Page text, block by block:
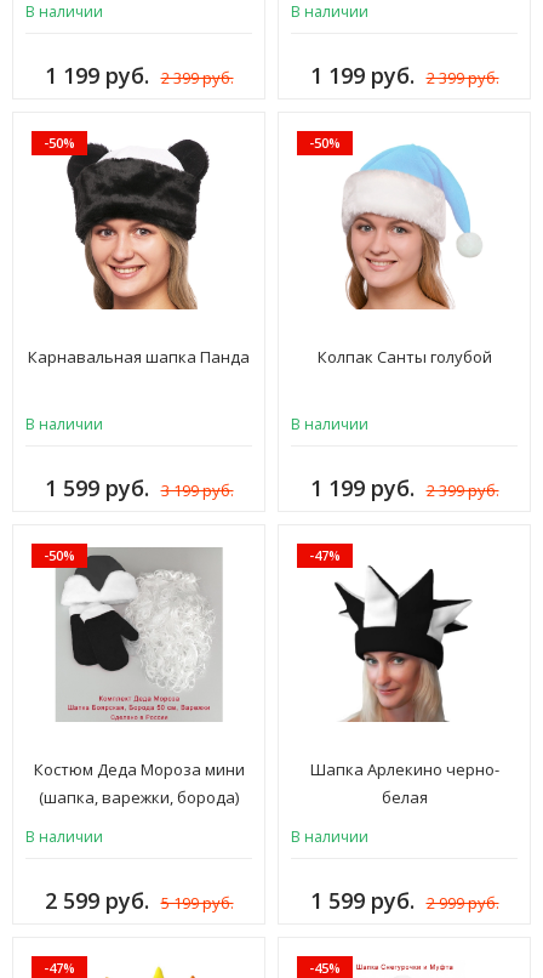
В наличии
1 199 руб. 2 399 руб.
В наличии
1 199 руб. 2 399 руб.
-50%
Карнавальная шапка Панда
В наличии
1 599 руб. 3 199 руб.
-50%
Колпак Санты голубой
В наличии
1 199 руб. 2 399 руб.
-50%
Костюм Деда Мороза мини
(шапка, варежки, борода)
В наличии
2 599 руб. 5 199 руб.
-47%
Шапка Арлекино черно-
белая
В наличии
1 599 руб. 2 999 руб.
-47% -45%